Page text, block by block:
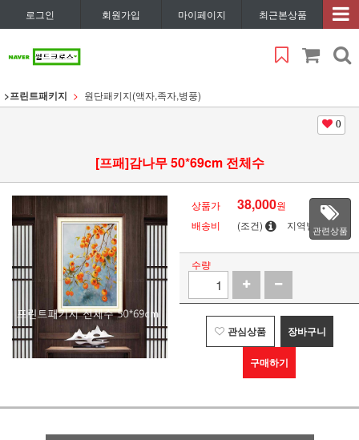
로그인 회원가입 마이페이지 최근본상품
>프린트패키지 원단패키지(액자,족자,병풍)
0
[프패]감나무 50*69cm 전체수
상품가 38,000원
배송비
(조건) 지역별관련상품
수량
관심상품 장바구니
구매하기